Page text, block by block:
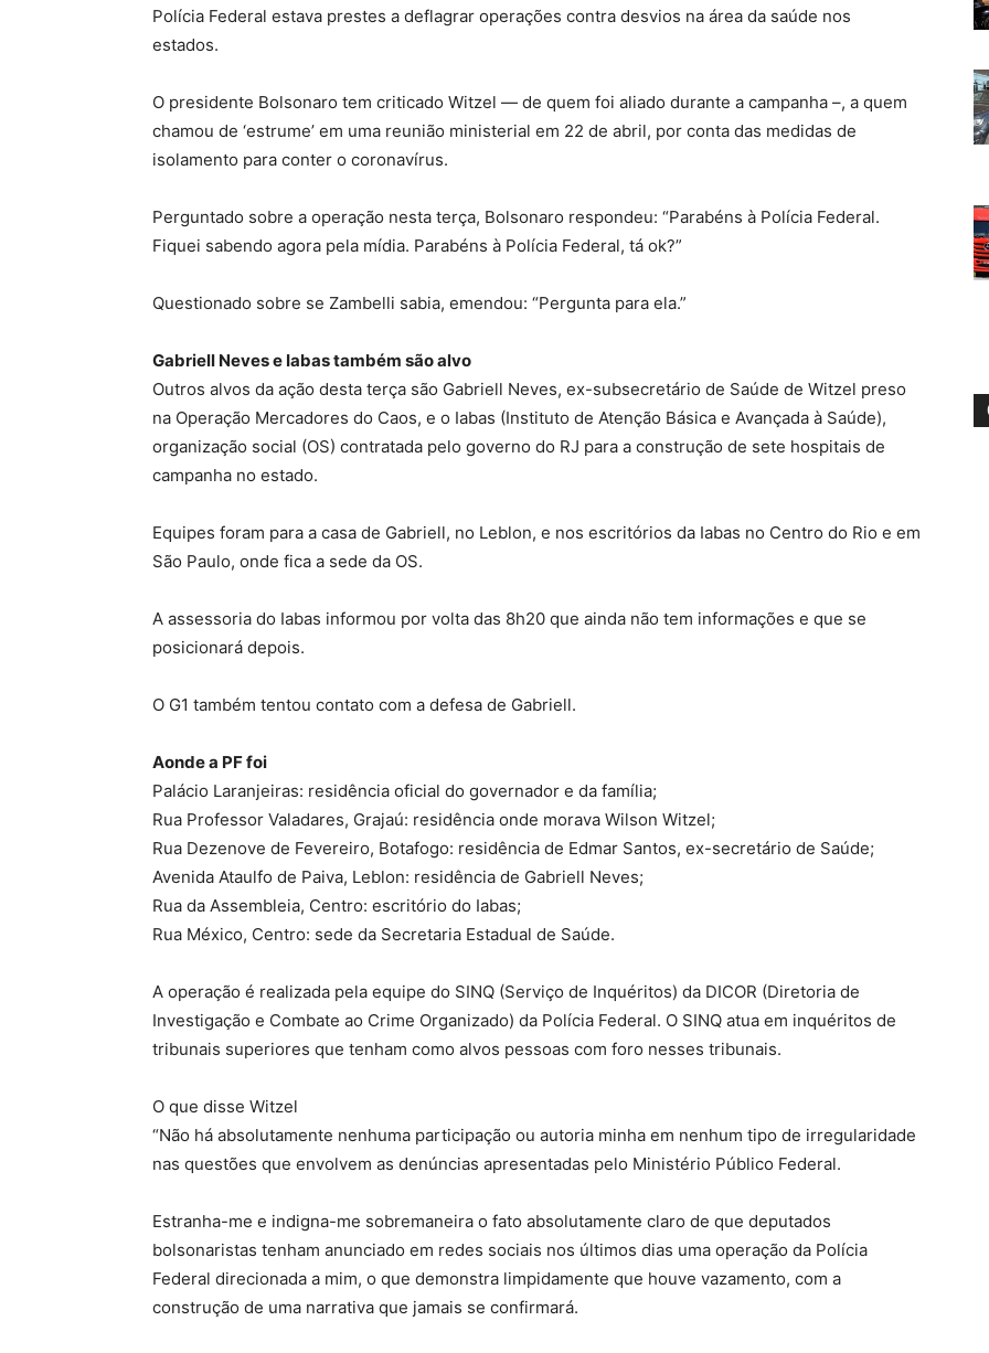
Polícia Federal estava prestes a deflagrar operações contra desvios na área da saúde nos
estados.
O presidente Bolsonaro tem criticado Witzel — de quem foi aliado durante a campanha –, a quem
chamou de ‘estrume’ em uma reunião ministerial em 22 de abril, por conta das medidas de
isolamento para conter o coronavírus.
Perguntado sobre a operação nesta terça, Bolsonaro respondeu: “Parabéns à Polícia Federal.
Fiquei sabendo agora pela mídia. Parabéns à Polícia Federal, tá ok?”
Questionado sobre se Zambelli sabia, emendou: “Pergunta para ela.”
Gabriell Neves e Iabas também são alvo
Outros alvos da ação desta terça são Gabriell Neves, ex-subsecretário de Saúde de Witzel preso
na Operação Mercadores do Caos, e o Iabas (Instituto de Atenção Básica e Avançada à Saúde),
organização social (OS) contratada pelo governo do RJ para a construção de sete hospitais de
campanha no estado.
Equipes foram para a casa de Gabriell, no Leblon, e nos escritórios da Iabas no Centro do Rio e em
São Paulo, onde fica a sede da OS.
A assessoria do Iabas informou por volta das 8h20 que ainda não tem informações e que se
posicionará depois.
O G1 também tentou contato com a defesa de Gabriell.
Aonde a PF foi
Palácio Laranjeiras: residência oficial do governador e da família;
Rua Professor Valadares, Grajaú: residência onde morava Wilson Witzel;
Rua Dezenove de Fevereiro, Botafogo: residência de Edmar Santos, ex-secretário de Saúde;
Avenida Ataulfo de Paiva, Leblon: residência de Gabriell Neves;
Rua da Assembleia, Centro: escritório do Iabas;
Rua México, Centro: sede da Secretaria Estadual de Saúde.
A operação é realizada pela equipe do SINQ (Serviço de Inquéritos) da DICOR (Diretoria de
Investigação e Combate ao Crime Organizado) da Polícia Federal. O SINQ atua em inquéritos de
tribunais superiores que tenham como alvos pessoas com foro nesses tribunais.
O que disse Witzel
“Não há absolutamente nenhuma participação ou autoria minha em nenhum tipo de irregularidade
nas questões que envolvem as denúncias apresentadas pelo Ministério Público Federal.
Estranha-me e indigna-me sobremaneira o fato absolutamente claro de que deputados
bolsonaristas tenham anunciado em redes sociais nos últimos dias uma operação da Polícia
Federal direcionada a mim, o que demonstra limpidamente que houve vazamento, com a
construção de uma narrativa que jamais se confirmará.